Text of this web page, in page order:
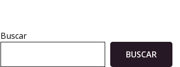
Buscar
BUSCAR